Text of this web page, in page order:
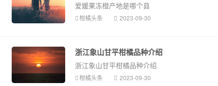
爱媛果冻橙产地是哪个县
柑橘头条 2023-09-30
浙江象山甘平柑橘品种介绍
浙江象山甘平柑橘品种介绍
柑橘头条 2023-09-30